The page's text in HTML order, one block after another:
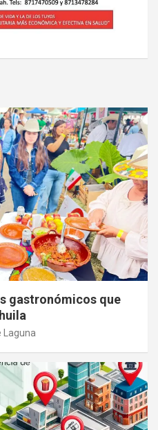
gastronómicos que
Laguna